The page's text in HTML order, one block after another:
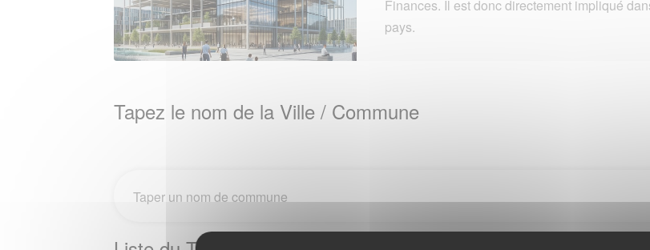
Finances. Il est donc directement impliqué
pays.
Tapez le nom de la Ville / Commune